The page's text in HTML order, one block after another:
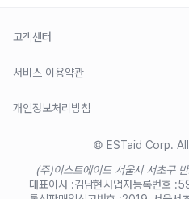
고객센터
서비스 이용약관
개인정보처리방침
© ESTaid Corp.
(주)이스트에이드 서울시 서초구
대표이사 :김남현사업자등록번호 :